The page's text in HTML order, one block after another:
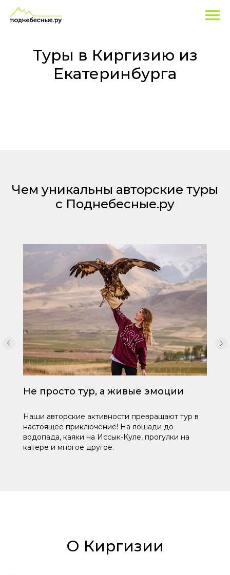
Туры
Киргизию
Екатеринбурга
Туры в Киргизию из
Екатеринбурга
Чем уникальны авторские туры
с Поднебесные.ру
Не просто тур, а живые эмоции
Наши авторские активности превращают тур в
настоящее приключение! На лошади до
водопада, каяки на Иссык-Куле, прогулки на
катере и многое другое.
О Киргизии